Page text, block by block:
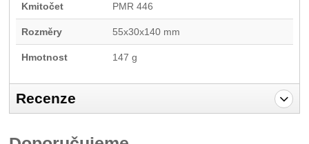
Kmitočet PMR 446
Rozměry 55x30x140 mm
Hmotnost 147 g
Recenze